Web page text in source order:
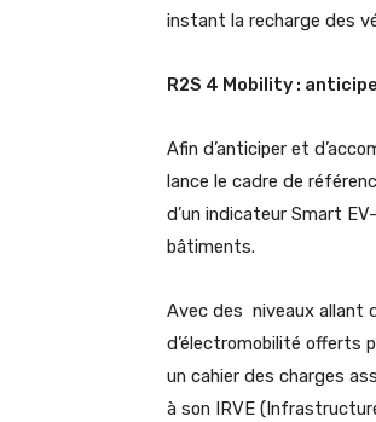
instant la recharge des
R2S 4 Mobility :
Afin d’anticiper et
lance le cadre de
d’un indicateur Smart
bâtiments.
Avec des niveaux allant
d’électromobilité offerts
un cahier des charges
à son IRVE